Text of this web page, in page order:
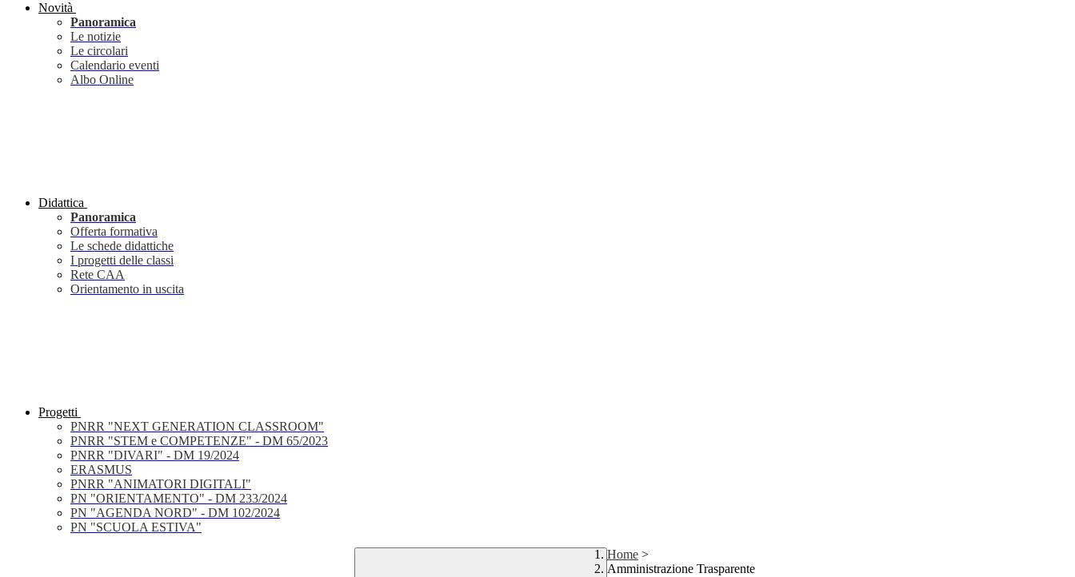
Novità
Panoramica
Le notizie
Le circolari
Calendario eventi
Albo Online
Didattica
Panoramica
Offerta formativa
Le schede didattiche
I progetti delle classi
Rete CAA
Orientamento in uscita
Progetti
PNRR "NEXT GENERATION CLASSROOM"
PNRR "STEM e COMPETENZE" - DM 65/2023
PNRR "DIVARI" - DM 19/2024
ERASMUS
PNRR "ANIMATORI DIGITALI"
PN "ORIENTAMENTO" - DM 233/2024
PN "AGENDA NORD" - DM 102/2024
PN "SCUOLA ESTIVA"
Home >
Amministrazione Trasparente